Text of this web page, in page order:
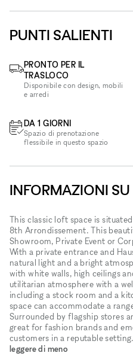
PUNTI SALIENTI
PRONTO PER IL
TRASLOCO
Disponibile con design, mobili
e arredi
DA 1 GIORNI
Spazio di prenotazione
flessibile in questo spazio
INFORMAZIONI
This classic loft space is
8th Arrondissement. This
Showroom, Private Event or
With a private entrance and
natural light and a bright
with white walls, high ceilings
utilitarian atmosphere with a
including a stock room and a
space can accommodate a
Surrounded by flagship stores
great for fashion brands and
customers in a reputable setting.
leggere di meno